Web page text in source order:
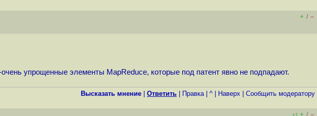
+ / –
упрощенные элементы MapReduce, которые под патент явно не подпадают.
Высказать мнение Ответить Правка| ^ Наверх Cообщить модератору
+1 + / –